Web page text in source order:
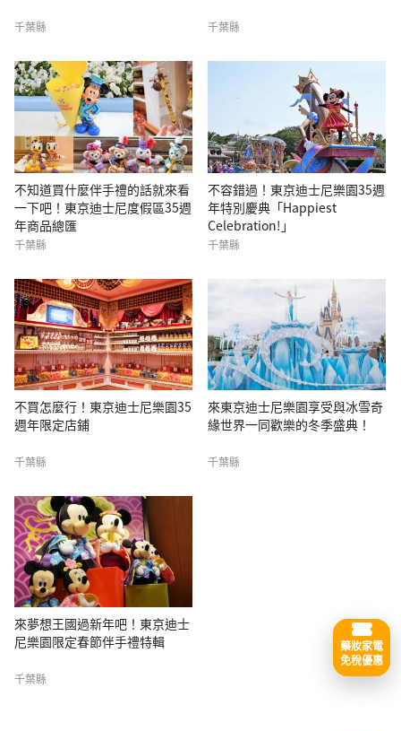
千葉縣 千葉縣
不知道買什麼伴手禮的話就來看
一下吧！東京迪士尼度假區35週
年商品總匯
千葉縣
不容錯過！東京迪士尼樂園35週
年特別慶典「Happiest
Celebration!」
千葉縣
不買怎麼行！東京迪士尼樂園35
週年限定店鋪
千葉縣
來東京迪士尼樂園享受與冰雪奇
緣世界一同歡樂的冬季盛典！
千葉縣
來夢想王國過新年吧！東京迪士
尼樂園限定春節伴手禮特輯
千葉縣
藥妝家電
免稅優惠